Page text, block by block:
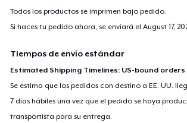
Todos los productos se imprimen bajo pedido.
Si haces tu pedido ahora, se enviará elAugust 17,
Tiempos de envío estándar
Estimated Shipping Timelines: US-bound orders
Se estima que los pedidos con destino a EE. UU.
7 días hábiles una vez que el pedido se haya
transportista para su entrega.